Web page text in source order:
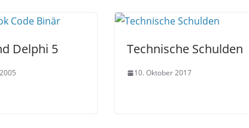
Delphi 5 Technische Schulden
10. Oktober 2017